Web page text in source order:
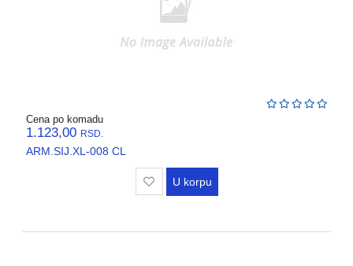
Cena po komadu
1.123,00 RSD.
ARM.SIJ.XL-008 CL
U korpu